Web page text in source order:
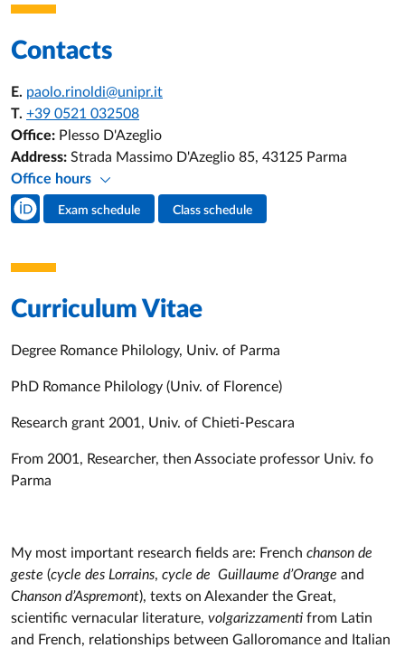
Contacts
E. paolo.rinoldi@unipr.it
T. +39 0521 032508
Office: Plesso D'Azeglio
Address: Strada Massimo D'Azeglio 85, 43125 Parma
Office hours
Teacher's social media
Exam schedule Class schedule
Curriculum Vitae
Degree Romance Philology, Univ. of Parma
PhD Romance Philology (Univ. of Florence)
Research grant 2001, Univ. of Chieti-Pescara
From 2001, Researcher, then Associate professor Univ. fo
Parma
My most important research fields are: French chanson de
geste (cycle des Lorrains, cycle de Guillaume d’Orange and
Chanson d’Aspremont), texts on Alexander the Great,
scientific vernacular literature, volgarizzamenti from Latin
and French, relationships between Galloromance and Italian